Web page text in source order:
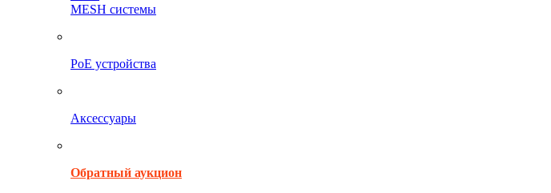
MESH системы
PoE устройства
Аксессуары
Обратный аукцион